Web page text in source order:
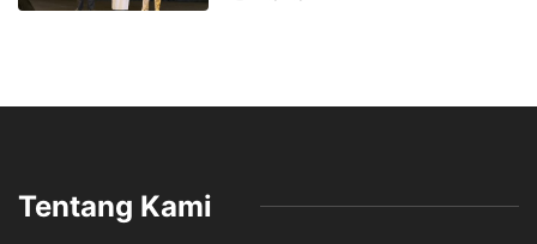
Tentang Kami